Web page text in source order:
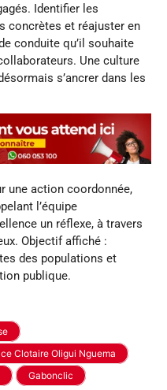
Identifier les
concrètes et réajuster en
conduite qu’il souhaite
Une culture
s’ancrer dans les
une action coordonnée,
l’équipe
un réflexe, à travers
Objectif affiché :
des populations et
publique.
Clotaire Oligui Nguema
Gabonclic